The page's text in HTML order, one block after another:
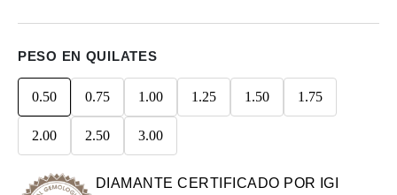
PESO EN QUILATES
0.50 0.75 1.00 1.25 1.50 1.75
2.00 2.50 3.00
DIAMANTE CERTIFICADO POR IGI